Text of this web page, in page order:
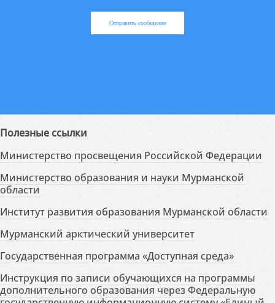
Отправить сообщение
Полезные ссылки
Министерство просвещения Российской Федерации
Министерство образования и науки Мурманской
области
Институт развития образования Мурманской области
Мурманский арктический университет
Государственная программа «Доступная среда»
Инструкция по записи обучающихся на программы
дополнительного образования через Федеральную